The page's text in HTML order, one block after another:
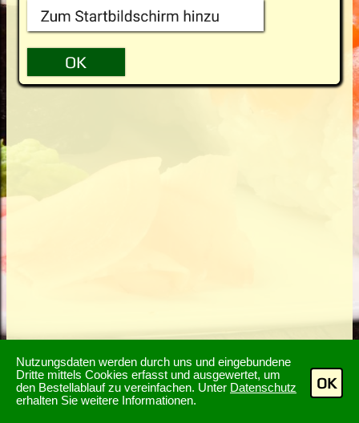
Nutzungsdaten werden durch uns und eingebundene
Dritte mittels Cookies erfasst und ausgewertet, um
den Bestellablauf zu vereinfachen. Unter Datenschutz
erhalten Sie weitere Informationen.
OK